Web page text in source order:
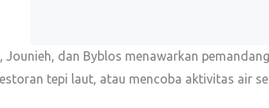
Jounieh, dan Byblos menawarkan
tepi laut, atau mencoba aktivitas air